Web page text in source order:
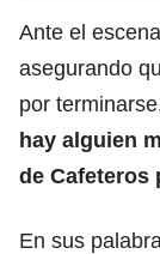
Ante el
asegurando
por
hay alguien
de Cafeteros
En sus